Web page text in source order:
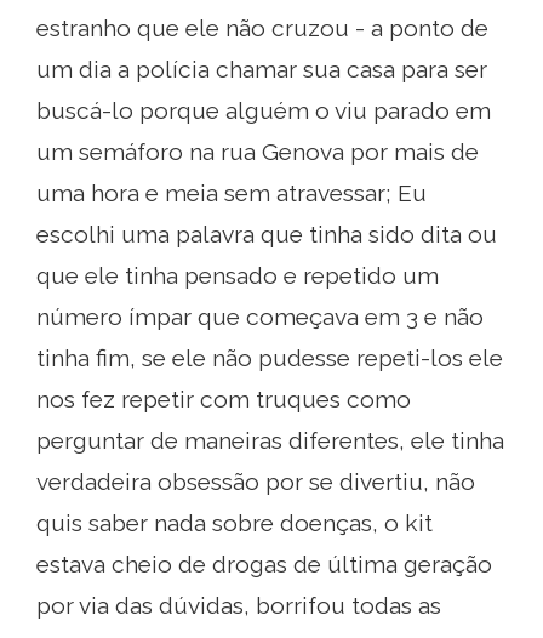
estranho que ele não cruzou - a ponto de
um dia a polícia chamar sua casa para ser
buscá-lo porque alguém o viu parado em
um semáforo na rua Genova por mais de
uma hora e meia sem atravessar; Eu
escolhi uma palavra que tinha sido dita ou
que ele tinha pensado e repetido um
número ímpar que começava em 3 e não
tinha fim, se ele não pudesse repeti-los ele
nos fez repetir com truques como
perguntar de maneiras diferentes, ele tinha
verdadeira obsessão por se divertiu, não
quis saber nada sobre doenças, o kit
estava cheio de drogas de última geração
por via das dúvidas, borrifou todas as